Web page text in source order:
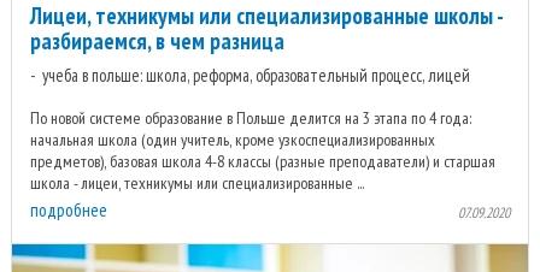
Лицеи, техникумы или специализированные школы -
разбираемся, в чем разница
учеба в польше: школа, реформа, образовательный процесс, лицей
По новой системе образование в Польше делится на 3 этапа по 4 года:
начальная школа (один учитель, кроме узкоспециализированных
предметов), базовая школа 4-8 классы (разные преподаватели) и старшая
школа - лицеи, техникумы или специализированные ...
подробнее 07.09.2020